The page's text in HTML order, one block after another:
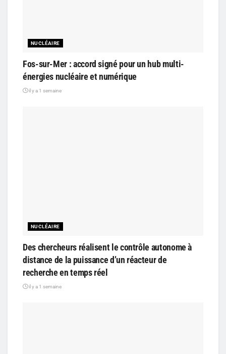
NUCLÉAIRE
Fos-sur-Mer : accord signé pour un hub multi-
énergies nucléaire et numérique
il y a 1 semaine
NUCLÉAIRE
Des chercheurs réalisent le contrôle autonome à
distance de la puissance d’un réacteur de
recherche en temps réel
il y a 1 semaine